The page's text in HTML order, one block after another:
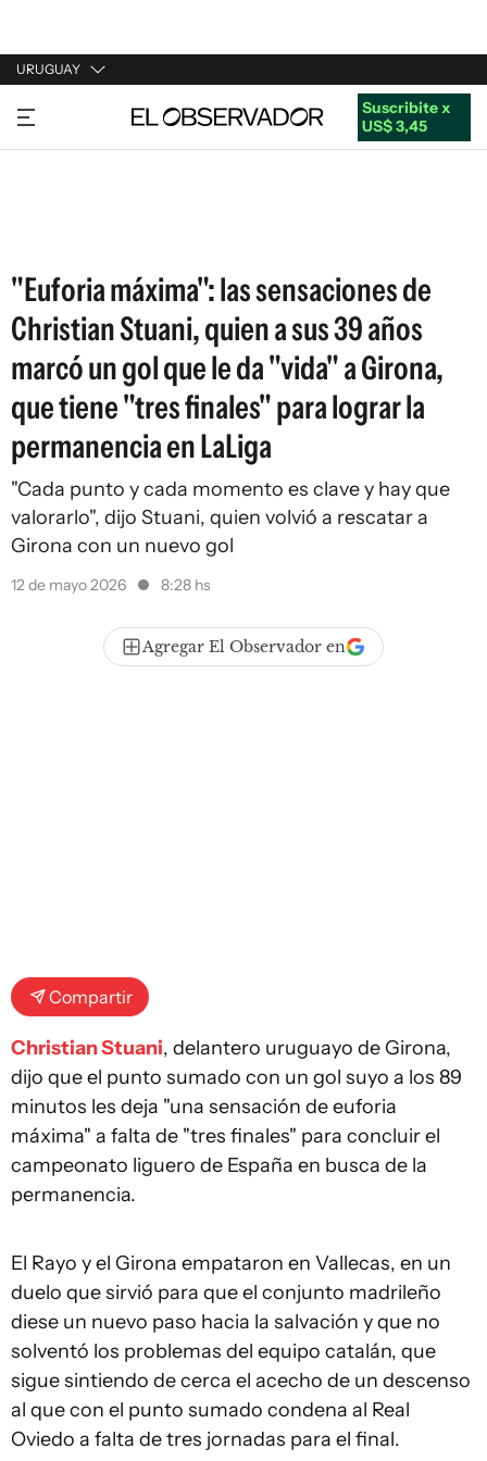
URUGUAY
URUGUAY
ARGENTINA
Suscribite x
US$ 3,45
"Euforia máxima": las sensaciones de
Christian Stuani, quien a sus 39 años
marcó un gol que le da "vida" a Girona,
que tiene "tres finales" para lograr la
permanencia en LaLiga
"Cada punto y cada momento es clave y hay que
valorarlo", dijo Stuani, quien volvió a rescatar a
Girona con un nuevo gol
12 de mayo 2026 8:28 hs
Agregar El Observador en
Compartir
Christian Stuani, delantero uruguayo de Girona,
dijo que el punto sumado con un gol suyo a los 89
minutos les deja "una sensación de euforia
máxima" a falta de "tres finales" para concluir el
campeonato liguero de España en busca de la
permanencia.
El Rayo y el Girona empataron en Vallecas, en un
duelo que sirvió para que el conjunto madrileño
diese un nuevo paso hacia la salvación y que no
solventó los problemas del equipo catalán, que
sigue sintiendo de cerca el acecho de un descenso
al que con el punto sumado condena al Real
Oviedo a falta de tres jornadas para el final.